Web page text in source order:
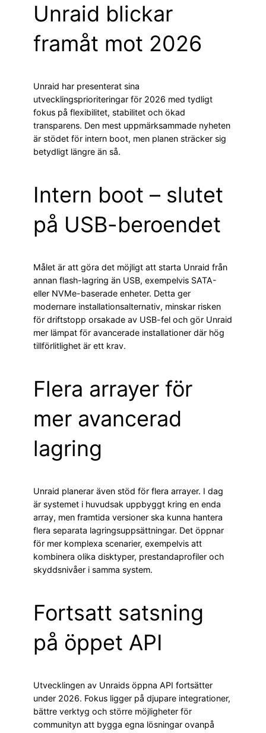
Unraid blickar
framåt mot 2026
Unraid har presenterat sina
utvecklingsprioriteringar för 2026 med tydligt
fokus på flexibilitet, stabilitet och ökad
transparens. Den mest uppmärksammade nyheten
är stödet för intern boot, men planen sträcker sig
betydligt längre än så.
Intern boot – slutet
på USB-beroendet
Målet är att göra det möjligt att starta Unraid från
annan flash-lagring än USB, exempelvis SATA-
eller NVMe-baserade enheter. Detta ger
modernare installationsalternativ, minskar risken
för driftstopp orsakade av USB-fel och gör Unraid
mer lämpat för avancerade installationer där hög
tillförlitlighet är ett krav.
Flera arrayer för
mer avancerad
lagring
Unraid planerar även stöd för flera arrayer. I dag
är systemet i huvudsak uppbyggt kring en enda
array, men framtida versioner ska kunna hantera
flera separata lagringsuppsättningar. Det öppnar
för mer komplexa scenarier, exempelvis att
kombinera olika disktyper, prestandaprofiler och
skyddsnivåer i samma system.
Fortsatt satsning
på öppet API
Utvecklingen av Unraids öppna API fortsätter
under 2026. Fokus ligger på djupare integrationer,
bättre verktyg och större möjligheter för
communityn att bygga egna lösningar ovanpå